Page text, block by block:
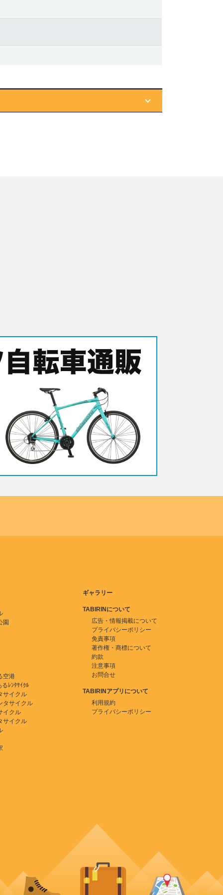
園
空港
ﾚﾝﾀｻｲｸﾙ
サイクル
タサイクル
イクル
サイクル
ギャラリー
TABIRINについて
広告・情報掲載について
プライバシーポリシー
免責事項
著作権・商標について
約款
注意事項
お問合せ
TABIRINアプリについて
利用規約
プライバシーポリシー